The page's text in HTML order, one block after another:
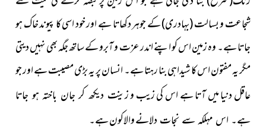
شجاعت و بسالت(بہادری)کے جوہر دکھاتا ہے اور خود اسی کا پیوند خاک ہو
جاتا ہے۔ وہ زمین اس کو اپنے اندر عزت و آبرو کے ساتھ جگہ بھینہیں دیتی
مگر یہ مفتون اس کا شیداہی بنا رہتا ہے۔ انسان پر یہ بڑی مصیبت ہے اور جو
عاقل دنیا میں آتا ہے اس کی زیب وزینت دیکھ کر جان باختہ ہو جاتا
ہے۔ اس مہلکہ سے نجات دلانےوالاکون ہے۔